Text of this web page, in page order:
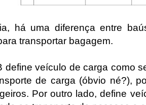
há uma diferença entre
transportar bagagem.
define veículo de carga como
de carga (óbvio né?),
Por outro lado, define